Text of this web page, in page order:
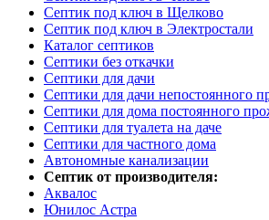
Септик под ключ в Щелково
Септик под ключ в Электростали
Каталог септиков
Септики без откачки
Септики для дачи
Септики для дачи непостоянного
Септики для дома постоянного
Септики для туалета на даче
Септики для частного дома
Автономные канализации
Септик от производителя:
Аквалос
Юнилос Астра